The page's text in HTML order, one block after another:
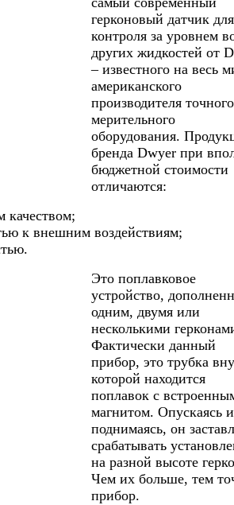
герконовый датчик для
контроля за уровнем
других жидкостей от
– известного на весь
американского
производителя
мерительного
оборудования.
бренда Dwyer при
бюджетной стоимости
отличаются:
качеством;
к внешним воздействиям;
Это поплавковое
устройство,
одним, двумя или
несколькими
Фактически данный
прибор, это трубка
которой находится
поплавок с
магнитом. Опускаясь
поднимаясь, он
срабатывать
на разной высоте
Чем их больше, тем
прибор.